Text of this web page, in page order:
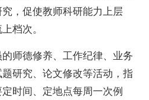
，促使教师科研能力上层
档次。
师德修养、工作纪律、业务
研究、论文修改等活动，指
时间、定地点每周一次例